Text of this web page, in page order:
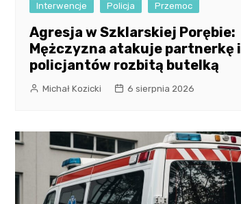
Interwencje Policja Przemoc
Agresja w Szklarskiej Porębie:
Mężczyzna atakuje partnerkę i
policjantów rozbitą butelką
Michał Kozicki 6 sierpnia 2026